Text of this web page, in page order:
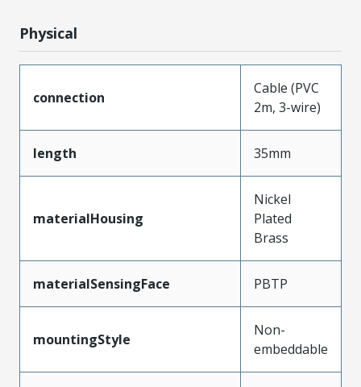
Physical
connection
Cable (PVC
2m, 3-wire)
length 35mm
materialHousing
Nickel
Plated
Brass
materialSensingFace PBTP
mountingStyle
Non-
embeddable